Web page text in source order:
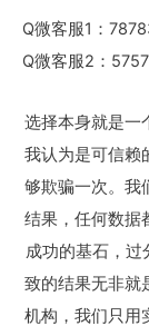
Q微客服1：
Q微客服2：
选择本身就是一
我认为是可信赖
够欺骗一次。我
结果，任何数据
成功的基石，过
致的结果无非就
机构，我们只用